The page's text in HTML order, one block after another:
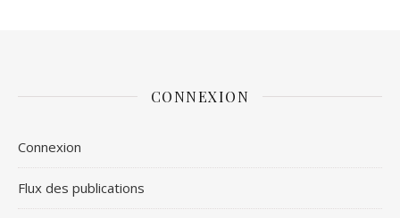
CONNEXION
Connexion
Flux des publications